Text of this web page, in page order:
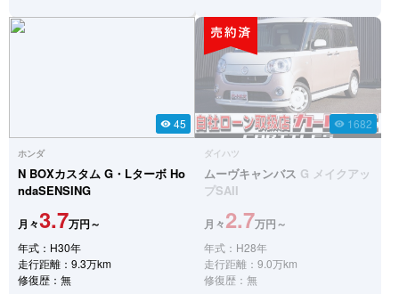
visibility 45
ホンダ
N BOXカスタム G・Lターボ Ho
ndaSENSING
月々3.7万円～
年式：H30年
走行距離：9.3万km
修復歴：無
visibility 1682
ダイハツ
ムーヴキャンバス G メイクアッ
プSAII
月々2.7万円～
年式：H28年
走行距離：9.0万km
修復歴：無